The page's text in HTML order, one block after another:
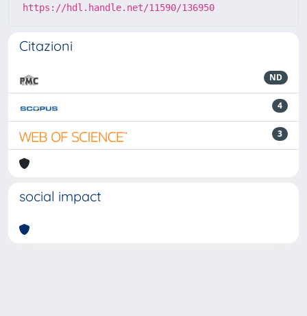
https://hdl.handle.net/11590/136950
Citazioni
ND
4
3
social impact